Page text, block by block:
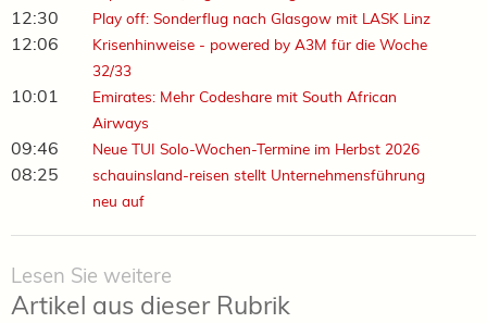
12:30 Play off: Sonderflug nach Glasgow mit LASK Linz
12:06
Krisenhinweise - powered by A3M für die Woche
32/33
10:01
Emirates: Mehr Codeshare mit South African
Airways
09:46 Neue TUI Solo-Wochen-Termine im Herbst 2026
08:25
schauinsland-reisen stellt Unternehmensführung
neu auf
Lesen Sie weitere
Artikel aus dieser Rubrik